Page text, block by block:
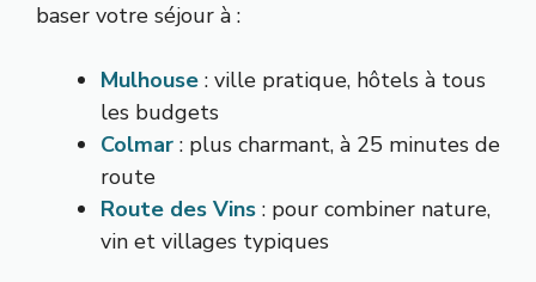
baser votre séjour à :
Mulhouse : ville pratique, hôtels à tous
les budgets
Colmar : plus charmant, à 25 minutes de
route
Route des Vins : pour combiner nature,
vin et villages typiques